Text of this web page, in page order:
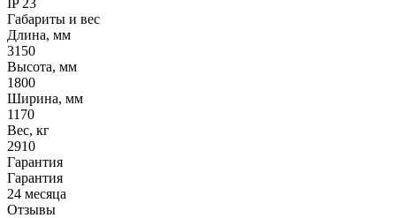
Габариты и вес
Длина, мм
3150
Высота, мм
1800
Ширина, мм
1170
Вес, кг
2910
Гарантия
Гарантия
24 месяца
Отзывы